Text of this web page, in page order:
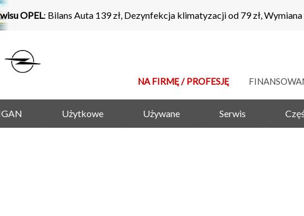
OPEL: Bilans Auta 139 zł, Dezynfekcja klimatyzacji od 79 zł,
NA FIRMĘ / PROFESJĘ
Użytkowe Używane Serwis